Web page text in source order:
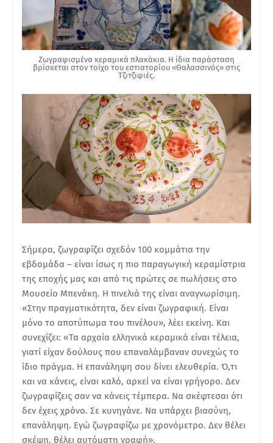
Ζωγραφισμένα κεραμικά πλακάκια. Η ίδια παράσταση
βρίσκεται στον τοίχο του εστιατορίου «Θαλασσινός» στις
Τζιτζιφιές.
Σήμερα, ζωγραφίζει σχεδόν 100 κομμάτια την
εβδομάδα – είναι ίσως η πιο παραγωγική κεραμίστρια
της εποχής μας και από τις πρώτες σε πωλήσεις στο
Μουσείο Μπενάκη. Η πινελιά της είναι αναγνωρίσιμη.
«Στην πραγματικότητα, δεν είναι ζωγραφική. Είναι
μόνο το αποτύπωμα του πινέλου», λέει εκείνη. Και
συνεχίζει: «Τα αρχαία ελληνικά κεραμικά είναι τέλεια,
γιατί είχαν δούλους που επαναλάμβαναν συνεχώς το
ίδιο πράγμα. Η επανάληψη σου δίνει ελευθερία. Ό,τι
και να κάνεις, είναι καλό, αρκεί να είναι γρήγορο. Δεν
ζωγραφίζεις σαν να κάνεις τέμπερα. Να σκέφτεσαι ότι
δεν έχεις χρόνο. Σε κυνηγάνε. Να υπάρχει βιασύνη,
επανάληψη. Εγώ ζωγραφίζω με χρονόμετρο. Δεν θέλει
σκέψη, θέλει αυτόματη γραφή».